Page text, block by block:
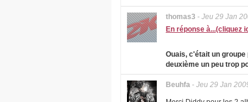
thomas3 - Jeu 29 Jan
En réponse à...(cliquez
Ouais, c'était un
deuxième un peu trop
Beuhfa - Jeu 29 Jan